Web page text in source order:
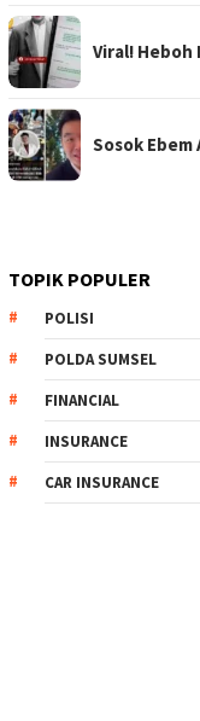
Viral!
Sosok
TOPIK POPULER
POLISI
POLDA SUMSEL
FINANCIAL
INSURANCE
CAR INSURANCE